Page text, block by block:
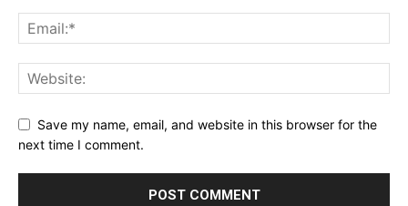
Save my name, email, and website in this browser for the
next time I comment.